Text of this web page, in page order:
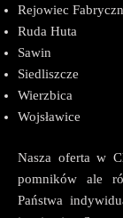
Rejowiec
Ruda Huta
Sawin
Siedliszcze
Wierzbica
Wojsławice
Nasza oferta w
pomników ale
Państwa